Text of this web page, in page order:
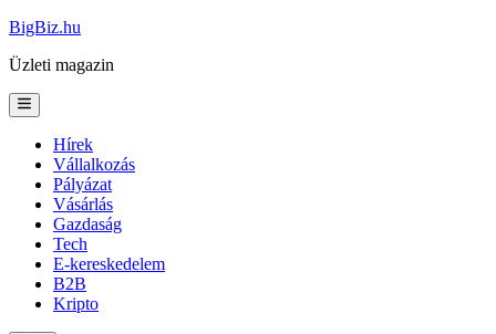
Skip
content
BigBiz.hu
Üzleti magazin
Main
Menu
Hírek
Vállalkozás
Pályázat
Vásárlás
Gazdaság
Tech
E-kereskedelem
B2B
Kripto